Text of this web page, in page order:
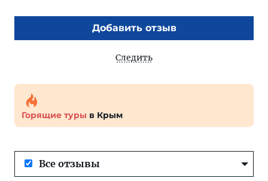
Добавить отзыв
Следить
Горящие туры в Крым
Все отзывы